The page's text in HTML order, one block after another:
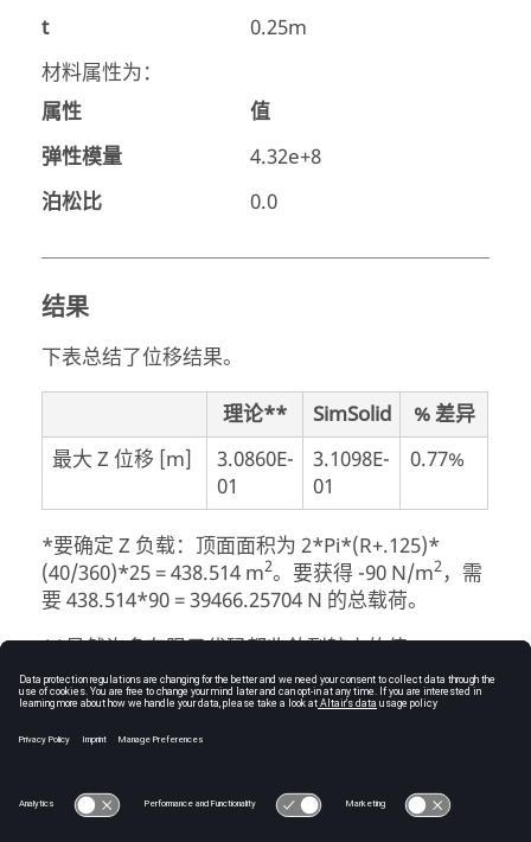
t
0.25m
材料属性为：
属性
值
弹性模量
4.32e+8
泊松比
0.0
结果
下表总结了位移结果。
理论**
SimSolid
% 差异
最大 Z 位移 [m]
3.0860E-
01
3.1098E-
01
0.77%
*要确定 Z 负载：顶面面积为 2*Pi*(R+.125)*
(40/360)*25 = 438.514 m2。要获得 -90 N/m2，需
要 438.514*90 = 39466.25704 N 的总载荷。
**虽然许多有限元代码都收敛到较小的值
0.3024，但自由边中部的 Z 位移的理论解是
0.3086。
© 2025 Altair Engineering, Inc. All Rights Reserved.